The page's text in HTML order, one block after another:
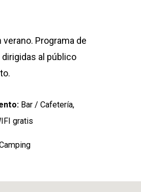
Programa de
al público
Bar / Cafetería,
gratis